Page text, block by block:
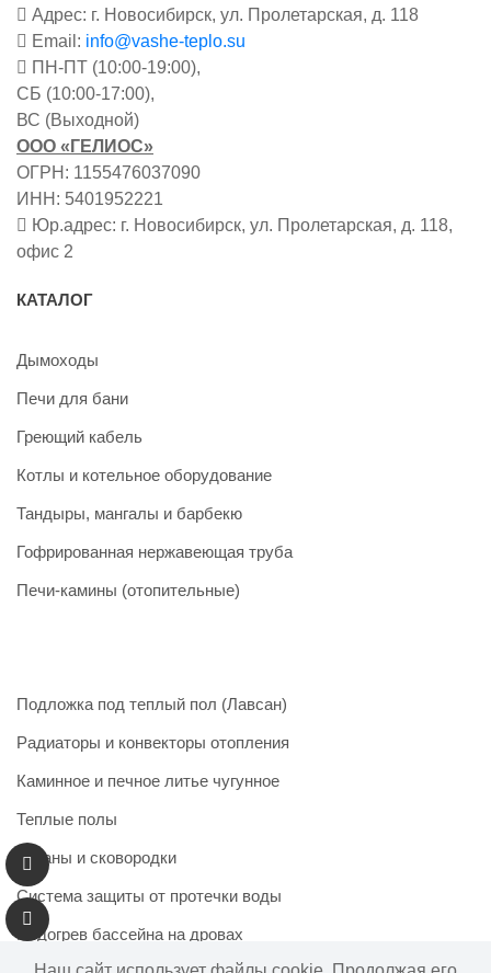
Адрес: г. Новосибирск, ул. Пролетарская, д. 118
Email: info@vashe-teplo.su
ПН-ПТ (10:00-19:00),
СБ (10:00-17:00),
ВС (Выходной)
ООО «ГЕЛИОС»
ОГРН: 1155476037090
ИНН: 5401952221
Юр.адрес: г. Новосибирск, ул. Пролетарская, д. 118,
офис 2
КАТАЛОГ
Дымоходы
Печи для бани
Греющий кабель
Котлы и котельное оборудование
Тандыры, мангалы и барбекю
Гофрированная нержавеющая труба
Печи-камины (отопительные)
Подложка под теплый пол (Лавсан)
Радиаторы и конвекторы отопления
Каминное и печное литье чугунное
Теплые полы
Казаны и сковородки
Система защиты от протечки воды
Подогрев бассейна на дровах